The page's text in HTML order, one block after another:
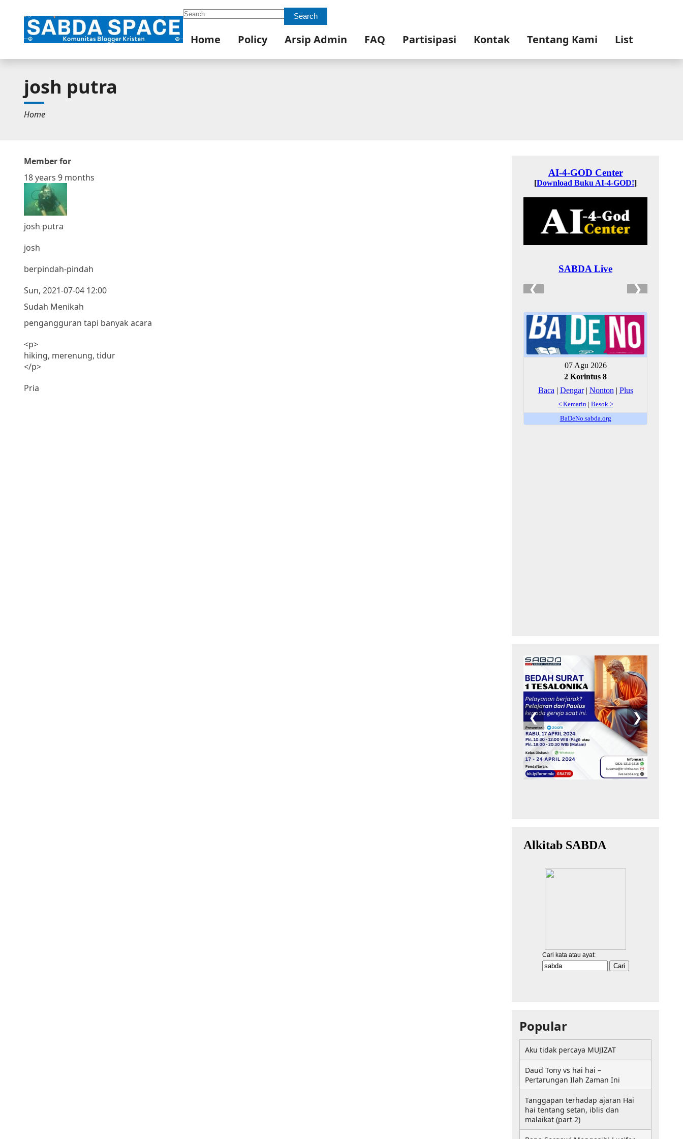
Search Search
Home Policy Arsip Admin FAQ Partisipasi Kontak Tentang Kami List
josh putra
Home
Member for
18 years 9 months
josh putra
josh
berpindah-pindah
Sun, 2021-07-04 12:00
Sudah Menikah
pengangguran tapi banyak acara
<p>
hiking, merenung, tidur
</p>
Pria
Popular
Aku tidak percaya MUJIZAT
Daud Tony vs hai hai –
Pertarungan Ilah Zaman Ini
Tanggapan terhadap ajaran Hai
hai tentang setan, iblis dan
malaikat (part 2)